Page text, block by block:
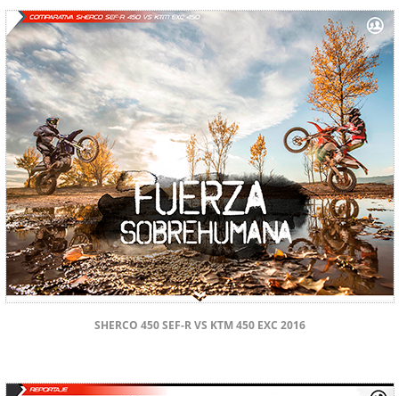
SHERCO 450 SEF-R VS KTM 450 EXC 2016